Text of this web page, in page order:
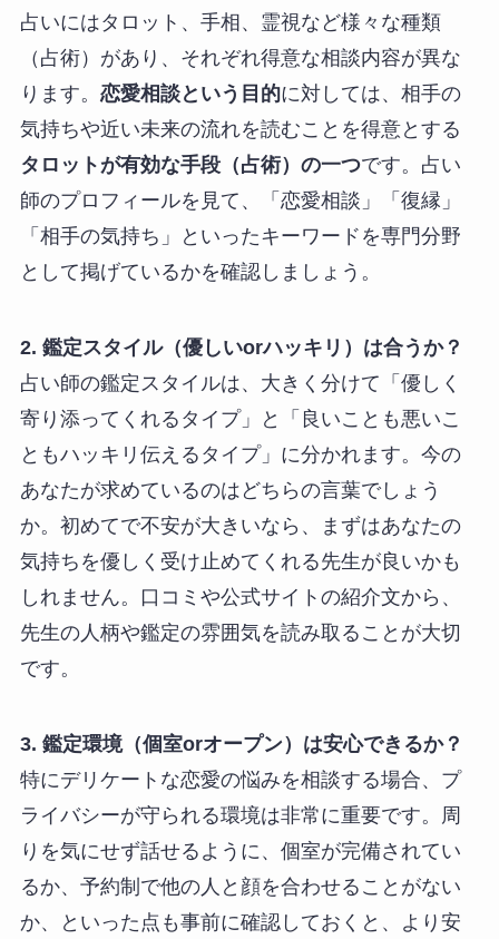
占いにはタロット、手相、霊視など様々な種類
（占術）があり、それぞれ得意な相談内容が異な
ります。 恋愛相談という目的に対しては、相手の
気持ちや近い未来の流れを読むことを得意とする
タロットが有効な手段（占術）の一つです。占い
師のプロフィールを見て、「恋愛相談」「復縁」
「相手の気持ち」といったキーワードを専門分野
として掲げているかを確認しましょう。
2. 鑑定スタイル（優しいorハッキリ）は合うか？
占い師の鑑定スタイルは、大きく分けて「優しく
寄り添ってくれるタイプ」と「良いことも悪いこ
ともハッキリ伝えるタイプ」に分かれます。今の
あなたが求めているのはどちらの言葉でしょう
か。初めてで不安が大きいなら、まずはあなたの
気持ちを優しく受け止めてくれる先生が良いかも
しれません。口コミや公式サイトの紹介文から、
先生の人柄や鑑定の雰囲気を読み取ることが大切
です。
3. 鑑定環境（個室orオープン）は安心できるか？
特にデリケートな恋愛の悩みを相談する場合、プ
ライバシーが守られる環境は非常に重要です。周
りを気にせず話せるように、個室が完備されてい
るか、予約制で他の人と顔を合わせることがない
か、といった点も事前に確認しておくと、より安